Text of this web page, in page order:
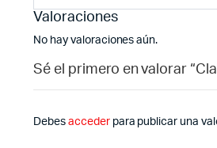
Valoraciones
No hay valoraciones aún.
Sé el primero en valorar
Debes accederpara publicar una